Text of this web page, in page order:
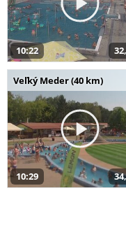
10:22
Veľký Meder (40 km)
10:29